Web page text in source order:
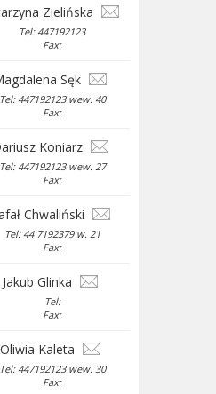
Zielińska
Tel: 447192123
Fax:
Sęk
Tel: 447192123 wew. 40
Fax:
Koniarz
Tel: 447192123 wew. 27
Fax:
Chwaliński
Tel: 44 7192379 w. 21
Fax:
Jakub Glinka
Tel:
Fax:
Oliwia Kaleta
Tel: 447192123 wew. 30
Fax: